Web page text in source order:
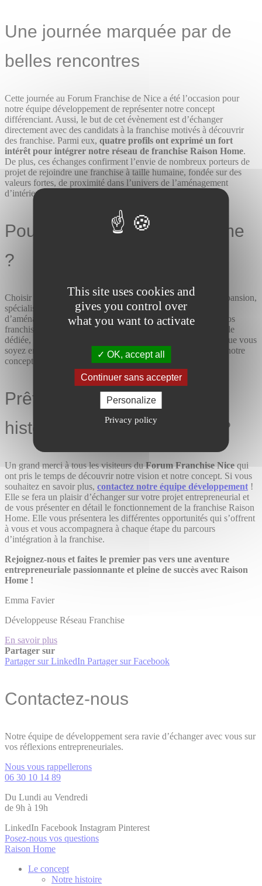
This site uses cookies and
gives you control over
what you want to activate
OK, accept all
Continuer sans accepter
Personalize
Privacy policy
Une journée marquée par de
belles rencontres
Cette journée au Forum Franchise de Nice a été l’occasion pour
notre équipe développement de représenter notre concept
différenciant. Aussi, le but de cet évènement est d’échanger
directement avec des candidats à la franchise motivés à découvrir
des franchise. Parmi eux, quatre profils ont exprimé un fort
intérêt pour intégrer notre réseau de franchise Raison Home.
De plus, ces échanges confirment l’envie de nombreux porteurs de
projet de rejoindre une franchise à taille humaine, fondée sur des
valeurs fortes, de proximité dans l’univers de l’aménagement
d’intérieur.
Pourquoi choisir Raison Home
?
Choisir Raison Home, c’est rejoindre un réseau en pleine expansion,
spécialisé dans la conception et la réalisation de projets
d’aménagement intérieur 100% à domicile. Nous offrons à nos
franchisés un accompagnement complet, une formation initiale
dédiée, et des outils performants pour assurer leur réussite. Que vous
soyez en reconversion professionnelle ou déjà entrepreneur, notre
concept s’adapte à votre ambition.
Prêt(e) à écrire votre propre
histoire avec Raison Home ?
Un grand merci à tous les visiteurs duForum Franchise Nice qui
ont pris le temps de découvrir notre vision et notre concept. Si vous
souhaitez en savoir plus, contactez notre équipe développement !
Elle se fera un plaisir d’échanger sur votre projet entrepreneurial et
de vous présenter en détail le fonctionnement de la franchise Raison
Home. Elle vous présentera les différentes opportunités qui s’offrent
à vous et vous accompagnera à chaque étape du parcours
d’intégration à la franchise.
Rejoignez-nous et faites le premier pas vers une aventure
entrepreneuriale passionnante et pleine de succès avec Raison
Home !
Emma Favier
Développeuse Réseau Franchise
En savoir plus
Partager sur
Partager sur LinkedIn Partager sur Facebook
Contactez-nous
Notre équipe de développement sera ravie d’échanger avec vous sur
vos réflexions entrepreneuriales.
Nous vous rappellerons
06 30 10 14 89
Du Lundi au Vendredi
de 9h à 19h
LinkedIn Facebook Instagram Pinterest
Posez-nous vos questions
Raison Home
Le concept
Notre histoire